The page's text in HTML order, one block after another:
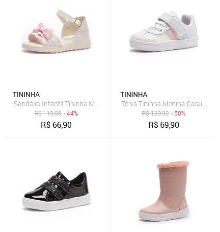
TININHA
Sandália Infantil Tininha Menina Laço Marfim
R$119,90 - 44%
R$ 66,90
TININHA
Tênis Tininha Menina Casual
R$139,90 - 50%
R$ 69,90